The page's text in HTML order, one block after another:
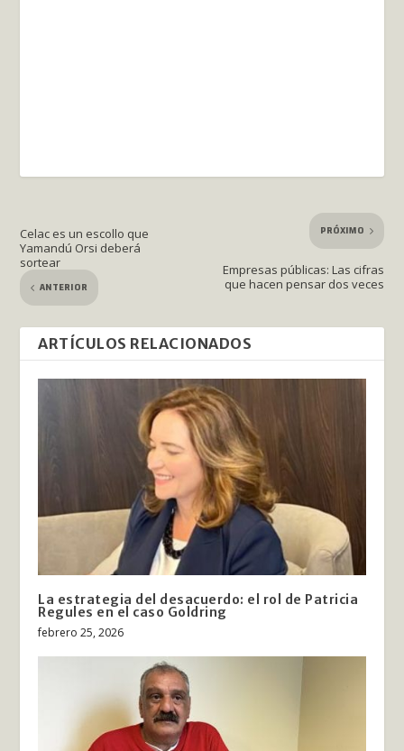
Celac es un escollo que
Yamandú Orsi deberá
sortear
ANTERIOR
PRÓXIMO
Empresas públicas: Las cifras
que hacen pensar dos veces
ARTÍCULOS RELACIONADOS
La estrategia del desacuerdo: el rol de Patricia
Regules en el caso Goldring
febrero 25, 2026